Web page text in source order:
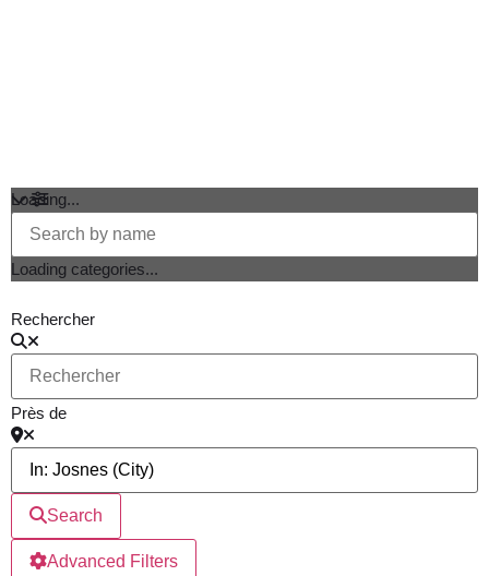
Loading...
Loading categories...
Rechercher
Près de
Search
Advanced Filters